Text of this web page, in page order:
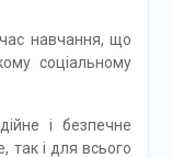
навчання, що
соціальному
і безпечне
так і для всього